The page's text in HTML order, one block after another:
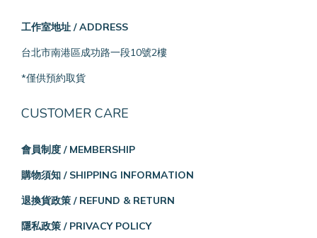
工作室地址 / ADDRESS
台北市南港區成功路一段10號2樓
*僅供預約取貨
CUSTOMER CARE
會員制度 / MEMBERSHIP
購物須知 / SHIPPING INFORMATION
退換貨政策 / REFUND & RETURN
隱私政策 / PRIVACY POLICY